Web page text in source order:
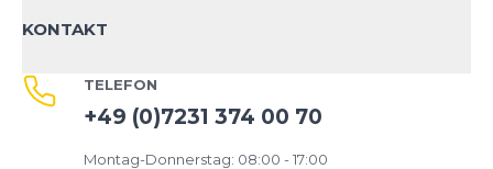
KONTAKT
TELEFON
+49 (0)7231 374 00 70
Montag-Donnerstag: 08:00 - 17:00